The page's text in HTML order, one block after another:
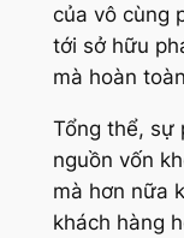
của vô cùng
tới sở hữu
mà hoàn
Tổng thể, sự
nguồn vốn
mà hơn nữa
khách hàng